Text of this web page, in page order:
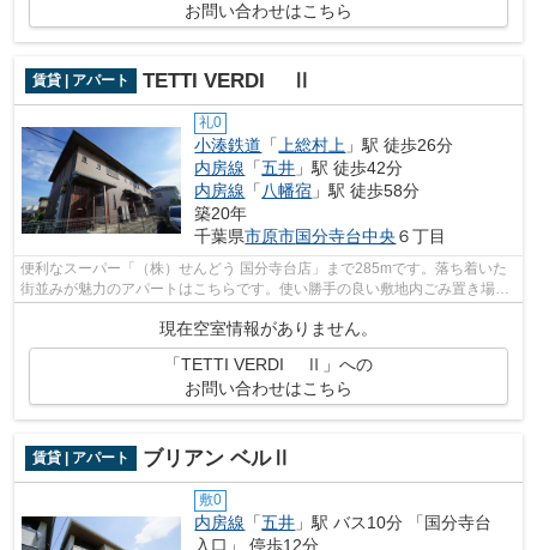
お問い合わせはこちら
賃貸 | アパート TETTI VERDI Ⅱ
礼0
小湊鉄道 「 上総村上 」駅 徒歩26分
内房線 「五井 」駅 徒歩42分
内房線 「 八幡宿 」駅 徒歩58分
築20年
千葉県市原市国分寺台中央 ６丁目
便利なスーパー「（株）せんどう 国分寺台店」まで285mです。落ち着いた
街並みが魅力のアパートはこちらです。使い勝手の良い敷地内ごみ置き場
現在空室情報がありません。
「TETTI VERDI Ⅱ」への
お問い合わせはこちら
賃貸 | アパート ブリアン ベルⅡ
敷0
内房線 「五井 」駅 バス10分 「国分寺台
入口」 停歩12分